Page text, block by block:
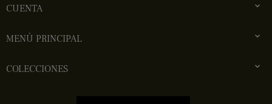
CUENTA 
MENÚ PRINCIPAL 
COLECCIONES 